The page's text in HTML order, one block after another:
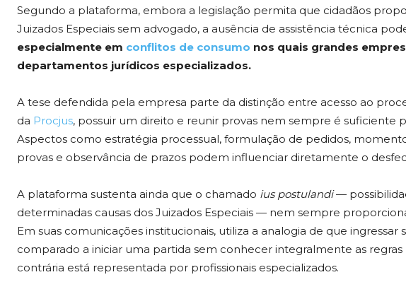
Segundo a plataforma, embora a legislação permita que cidadãos
Juizados Especiais sem advogado, a ausência de assistência técnica
especialmente em conflitos de consumo nos quais grandes
departamentos jurídicos especializados.
A tese defendida pela empresa parte da distinção entre acesso ao
da Procjus, possuir um direito e reunir provas nem sempre é suficiente
Aspectos como estratégia processual, formulação de pedidos,
provas e observância de prazos podem influenciar diretamente o
A plataforma sustenta ainda que o chamado ius postulandi—
determinadas causas dos Juizados Especiais — nem sempre
Em suas comunicações institucionais, utiliza a analogia de que
comparado a iniciar uma partida sem conhecer integralmente as
contrária está representada por profissionais especializados.